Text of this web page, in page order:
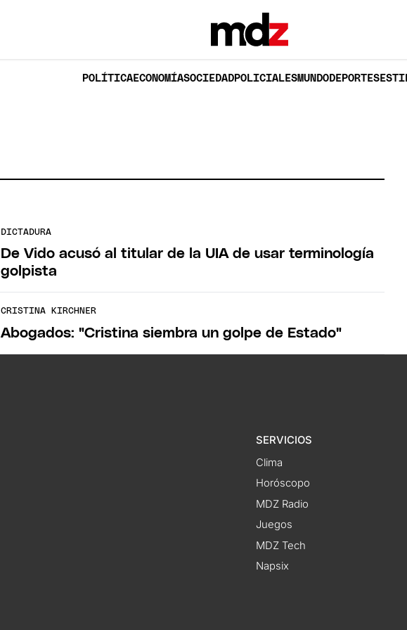
POLÍTICAECONOMÍASOCIEDADPOLICIALESMUNDODEPORTES
DICTADURA
De Vido acusó al titular de la UIA de usar terminología
golpista
CRISTINA KIRCHNER
Abogados: "Cristina siembra un golpe de Estado"
SERVICIOS
Clima
Horóscopo
MDZ Radio
Juegos
MDZ Tech
Napsix